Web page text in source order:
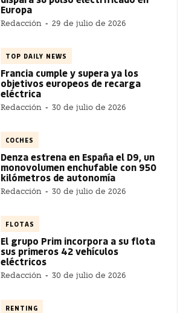
Europa
Redacción - 29 de julio de 2026
TOP DAILY NEWS
Francia cumple y supera ya los
objetivos europeos de recarga
eléctrica
Redacción - 30 de julio de 2026
COCHES
Denza estrena en España el D9, un
monovolumen enchufable con 950
kilómetros de autonomía
Redacción - 30 de julio de 2026
FLOTAS
El grupo Prim incorpora a su flota
sus primeros 42 vehículos
eléctricos
Redacción - 30 de julio de 2026
RENTING